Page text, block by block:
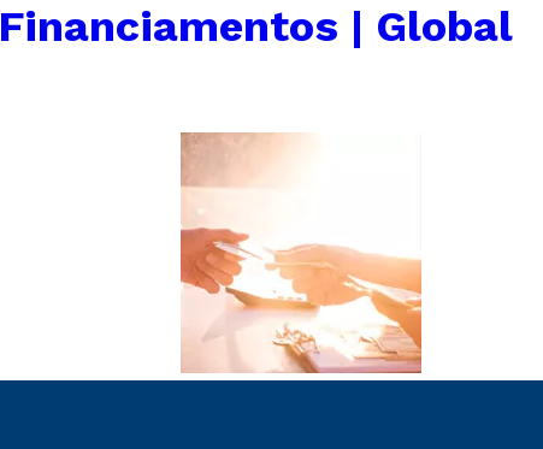
Financiamentos | Global